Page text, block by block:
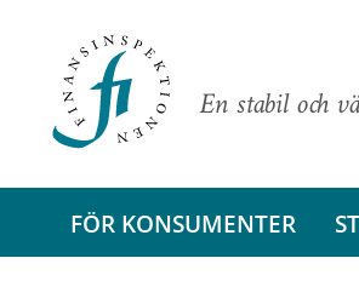
En stabil och
FÖR KONSUMENTER